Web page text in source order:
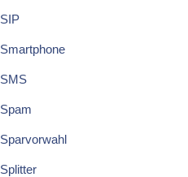
SIP
Smartphone
SMS
Spam
Sparvorwahl
Splitter